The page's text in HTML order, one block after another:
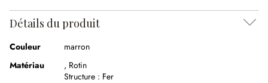
Détails du produit
Couleur
marron
Matériau
, Rotin
Structure : Fer